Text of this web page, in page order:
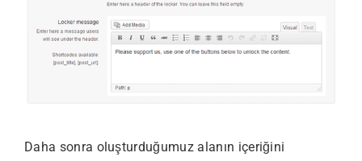
Daha sonra oluşturduğumuz alanın içeriğini